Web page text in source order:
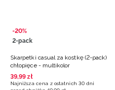
-20%
2-pack
Skarpetki casual za kostkę (2-pack)
chłopięce - multikolor
39,99 zł
Najniższa cena z ostatnich 30 dni